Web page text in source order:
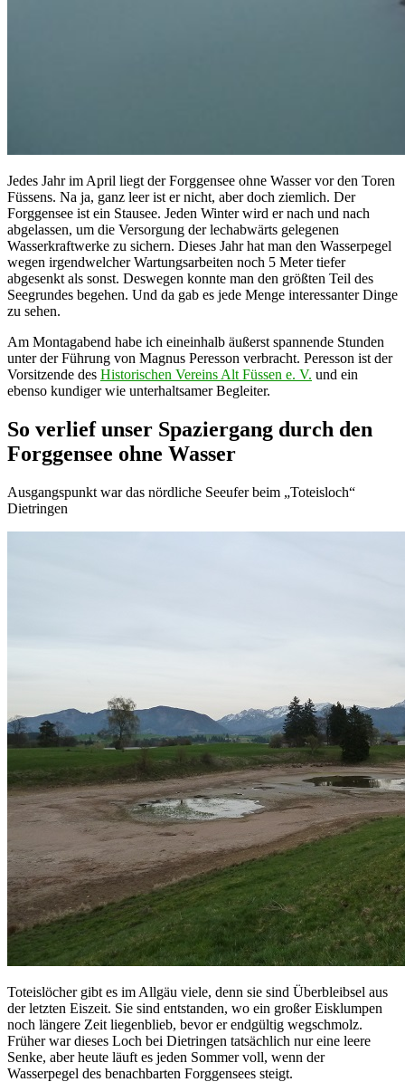
Jedes Jahr im April liegt der Forggensee ohne Wasser vor den Toren
Füssens. Na ja, ganz leer ist er nicht, aber doch ziemlich. Der
Forggensee ist ein Stausee. Jeden Winter wird er nach und nach
abgelassen, um die Versorgung der lechabwärts gelegenen
Wasserkraftwerke zu sichern. Dieses Jahr hat man den Wasserpegel
wegen irgendwelcher Wartungsarbeiten noch 5 Meter tiefer
abgesenkt als sonst. Deswegen konnte man den größten Teil des
Seegrundes begehen. Und da gab es jede Menge interessanter Dinge
zu sehen.
Am Montagabend habe ich eineinhalb äußerst spannende Stunden
unter der Führung von Magnus Peresson verbracht. Peresson ist der
Vorsitzende des Historischen Vereins Alt Füssen e. V. und ein
ebenso kundiger wie unterhaltsamer Begleiter.
So verlief unser Spaziergang durch den
Forggensee ohne Wasser
Ausgangspunkt war das nördliche Seeufer beim „Toteisloch“
Dietringen
Toteislöcher gibt es im Allgäu viele, denn sie sind Überbleibsel aus
der letzten Eiszeit. Sie sind entstanden, wo ein großer Eisklumpen
noch längere Zeit liegenblieb, bevor er endgültig wegschmolz.
Früher war dieses Loch bei Dietringen tatsächlich nur eine leere
Senke, aber heute läuft es jeden Sommer voll, wenn der
Wasserpegel des benachbarten Forggensees steigt.